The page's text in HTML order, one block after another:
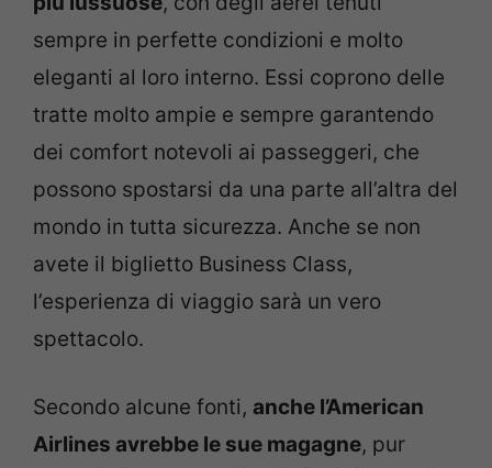
sempre in perfette condizioni e molto
eleganti al loro interno. Essi coprono delle
tratte molto ampie e sempre garantendo
dei comfort notevoli ai passeggeri, che
possono spostarsi da una parte all’altra del
mondo in tutta sicurezza. Anche se non
avete il biglietto Business Class,
l’esperienza di viaggio sarà un vero
spettacolo.
Secondo alcune fonti, anche l’American
Airlines avrebbe le sue magagne, pur